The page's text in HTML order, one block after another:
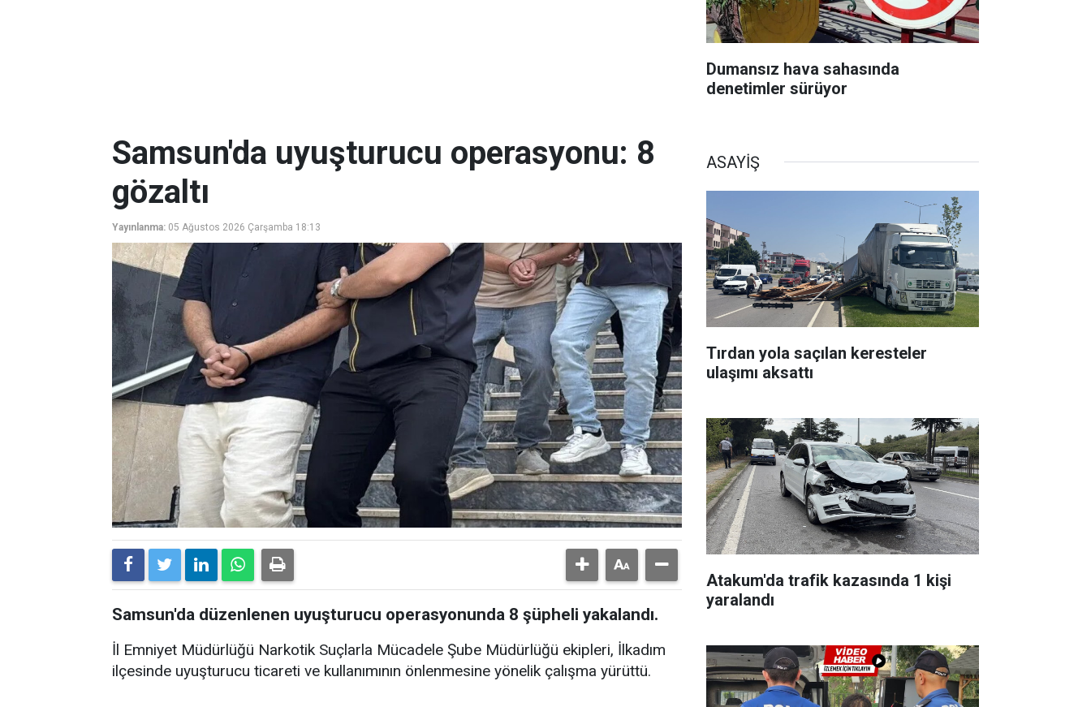
Dumansız hava sahasında
denetimler sürüyor
Samsun'da uyuşturucu operasyonu: 8
gözaltı
Yayınlanma: 05 Ağustos 2026 Çarşamba 18:13
Samsun'da düzenlenen uyuşturucu operasyonunda 8 şüpheli yakalandı.
İl Emniyet Müdürlüğü Narkotik Suçlarla Mücadele Şube Müdürlüğü ekipleri, İlkadım
ilçesinde uyuşturucu ticareti ve kullanımının önlenmesine yönelik çalışma yürüttü.
ASAYİŞ
Tırdan yola saçılan keresteler
ulaşımı aksattı
Atakum'da trafik kazasında 1 kişi
yaralandı